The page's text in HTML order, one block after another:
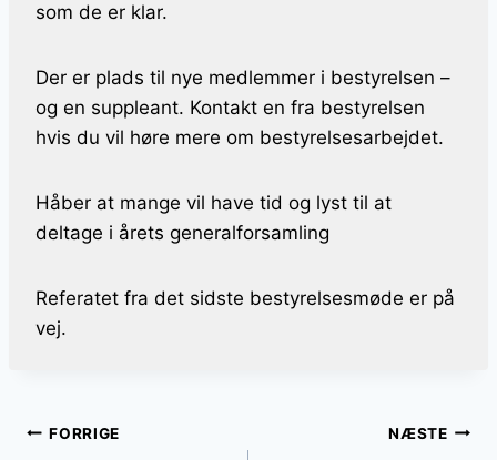
som de er klar.
Der er plads til nye medlemmer i bestyrelsen –
og en suppleant. Kontakt en fra bestyrelsen
hvis du vil høre mere om bestyrelsesarbejdet.
Håber at mange vil have tid og lyst til at
deltage i årets generalforsamling
Referatet fra det sidste bestyrelsesmøde er på
vej.
Indlægsnavigation
FORRIGE NÆSTE